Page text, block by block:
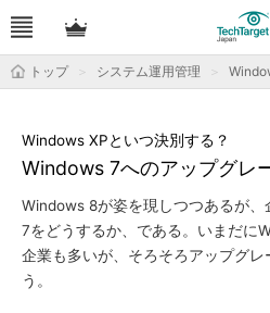
トップ システム運用管理
Windows 7へのアップグレ
Windows XPといつ決別する？
Windows 8が姿を現しつつあるが
7をどうするか、である。いまだに
企業も多いが、そろそろアップグ
う。